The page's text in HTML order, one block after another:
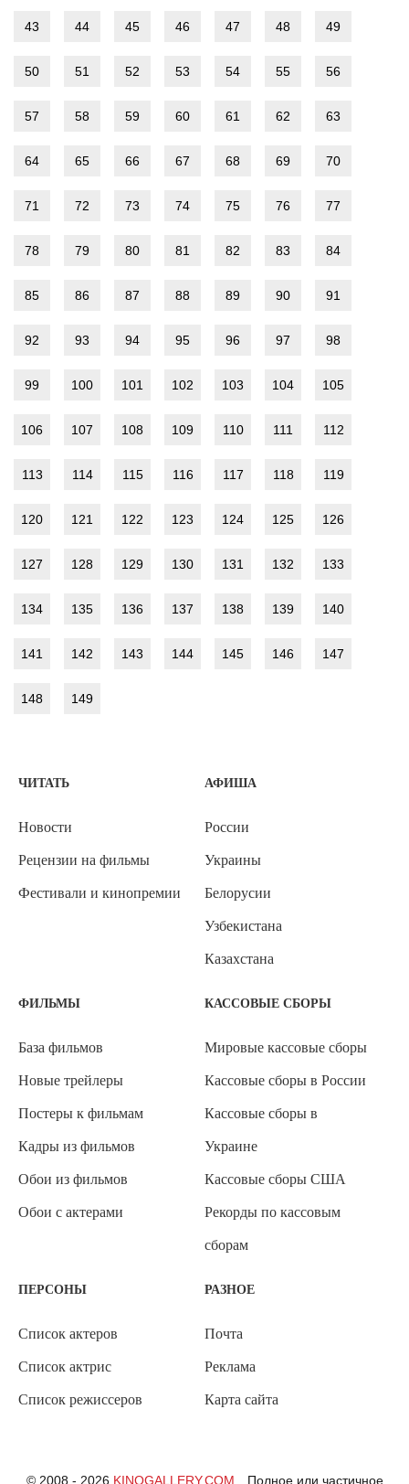
43 44 45 46 47 48 49
50 51 52 53 54 55 56
57 58 59 60 61 62 63
64 65 66 67 68 69 70
71 72 73 74 75 76 77
78 79 80 81 82 83 84
85 86 87 88 89 90 91
92 93 94 95 96 97 98
99 100 101 102 103 104 105
106 107 108 109 110 111 112
113 114 115 116 117 118 119
120 121 122 123 124 125 126
127 128 129 130 131 132 133
134 135 136 137 138 139 140
141 142 143 144 145 146 147
148 149
ЧИТАТЬ
Новости
Рецензии на фильмы
Фестивали и кинопремии
АФИША
России
Украины
Белорусии
Узбекистана
Казахстана
ФИЛЬМЫ
База фильмов
Новые трейлеры
Постеры к фильмам
Кадры из фильмов
Обои из фильмов
Обои с актерами
КАССОВЫЕ СБОРЫ
Мировые кассовые сборы
Кассовые сборы в России
Кассовые сборы в
Украине
Кассовые сборы США
Рекорды по кассовым
сборам
ПЕРСОНЫ
Список актеров
Список актрис
Список режиссеров
РАЗНОЕ
Почта
Реклама
Карта сайта
© 2008 - 2026 KINOGALLERY.COM Полное или частичное